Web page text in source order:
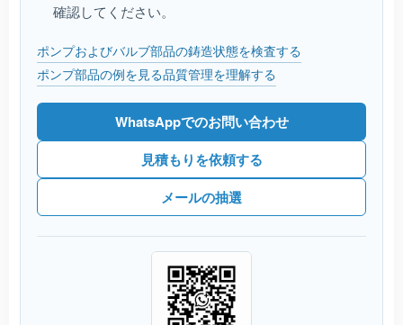
確認してください。
ポンプおよびバルブ部品の鋳造状態を検査する
ポンプ部品の例を見る品質管理を理解する
WhatsAppでのお問い合わせ
見積もりを依頼する
メールの抽選